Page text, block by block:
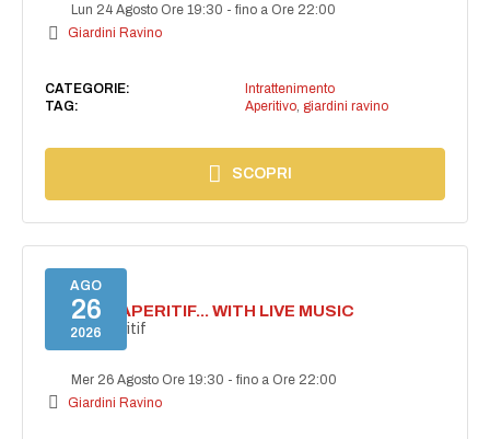
Lun 24 Agosto Ore 19:30 -fino a Ore 22:00
Giardini Ravino
CATEGORIE:
Intrattenimento
TAG:
Aperitivo, giardini ravino
SCOPRI
AGO
26
2026
SECRET APERITIF... WITH LIVE MUSIC
Secret aperitif
Mer 26 Agosto Ore 19:30 -fino a Ore 22:00
Giardini Ravino